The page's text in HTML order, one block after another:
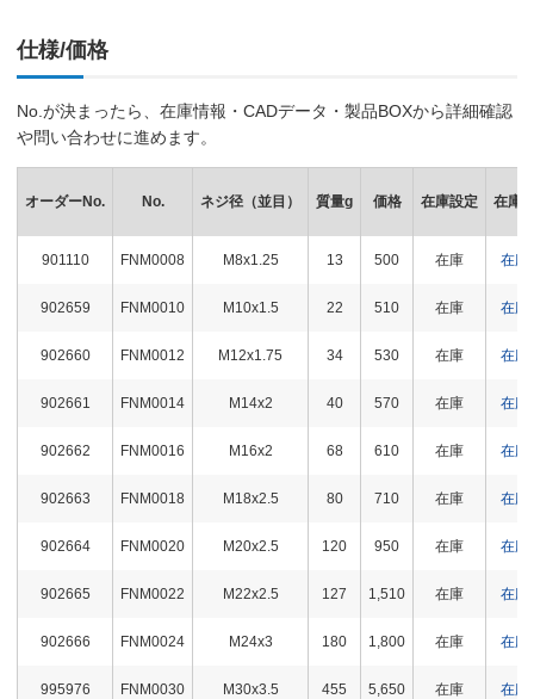
仕様/価格
No.が決まったら、在庫情報・CADデータ・製品BOXから詳細確認
や問い合わせに進めます。
オーダーNo. No. ネジ径（並目） 質量g 価格 在庫設定 在庫
901110 FNM0008 M8x1.25 13 500 在庫 在庫
902659 FNM0010 M10x1.5 22 510 在庫 在庫
902660 FNM0012 M12x1.75 34 530 在庫 在庫
902661 FNM0014 M14x2 40 570 在庫 在庫
902662 FNM0016 M16x2 68 610 在庫 在庫
902663 FNM0018 M18x2.5 80 710 在庫 在庫
902664 FNM0020 M20x2.5 120 950 在庫 在庫
902665 FNM0022 M22x2.5 127 1,510 在庫 在庫
902666 FNM0024 M24x3 180 1,800 在庫 在庫
995976 FNM0030 M30x3.5 455 5,650 在庫 在庫